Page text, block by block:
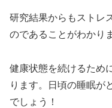
研究結果からもストレ
のであることがわかり
健康状態を続けるため
ります。日頃の睡眠が
でしょう！